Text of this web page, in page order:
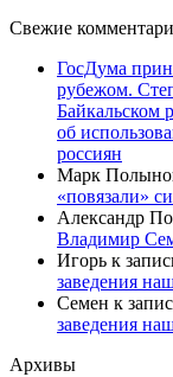
Свежие
ГосДума
рубежом.
Байкальском
об
россиян
Марк
«повязали»
Александр
Владимир
Игорь к
заведения
Семен к
заведения
Архивы